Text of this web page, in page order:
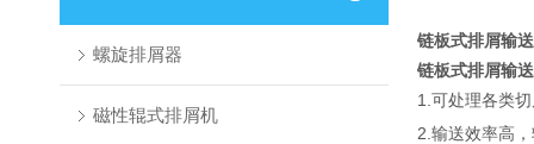
螺旋排屑器
磁性辊式排屑机
链板式排屑输
链板式排屑输
1.可处理各类
2.输送效率高